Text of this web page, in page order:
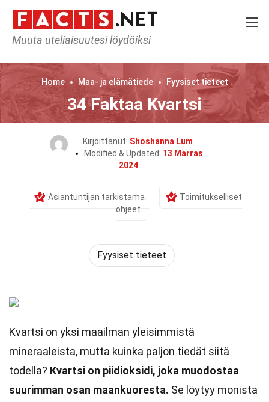
Muuta uteliaisuutesi löydöiksi
Home Maa- ja elämätiede Fyysiset tieteet
34 Faktaa Kvartsi
Kirjoittanut: Shoshanna Lum
Modified & Updated: 13 Marras
2024
Asiantuntijan tarkistama
Toimitukselliset
ohjeet
Fyysiset tieteet
Kvartsi on yksi maailman yleisimmistä
mineraaleista, mutta kuinka paljon tiedät siitä
todella? Kvartsi on piidioksidi, joka muodostaa
suurimman osan maankuoresta. Se löytyy monista